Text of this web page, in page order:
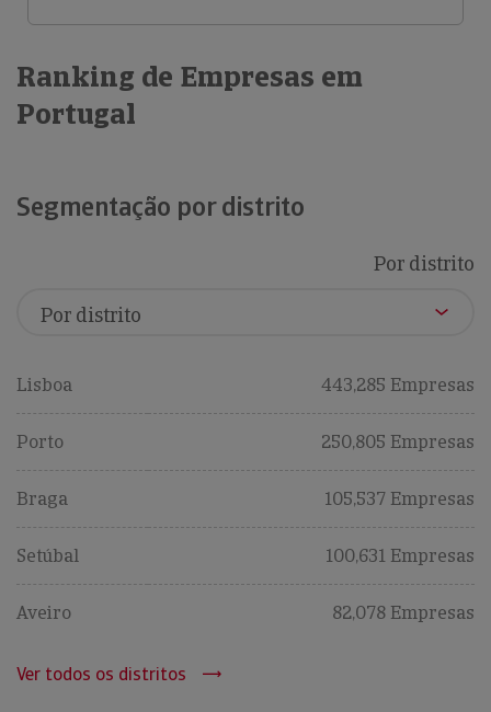
Ranking de Empresas em
Portugal
Segmentação por distrito
Por distrito
Lisboa 443,285 Empresas
Porto 250,805 Empresas
Braga 105,537 Empresas
Setúbal 100,631 Empresas
Aveiro 82,078 Empresas
Ver todos os distritos